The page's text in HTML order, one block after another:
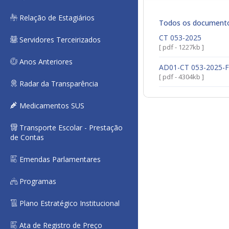
Relação de Estagiários
Servidores Terceirizados
Anos Anteriores
Radar da Transparência
Medicamentos SUS
Transporte Escolar - Prestação
de Contas
Emendas Parlamentares
Programas
Plano Estratégico Institucional
Ata de Registro de Preço
Todos os
CT 053-2025
[ pdf - 1227kb ]
AD01-CT 053-2025-
[ pdf - 4304kb ]